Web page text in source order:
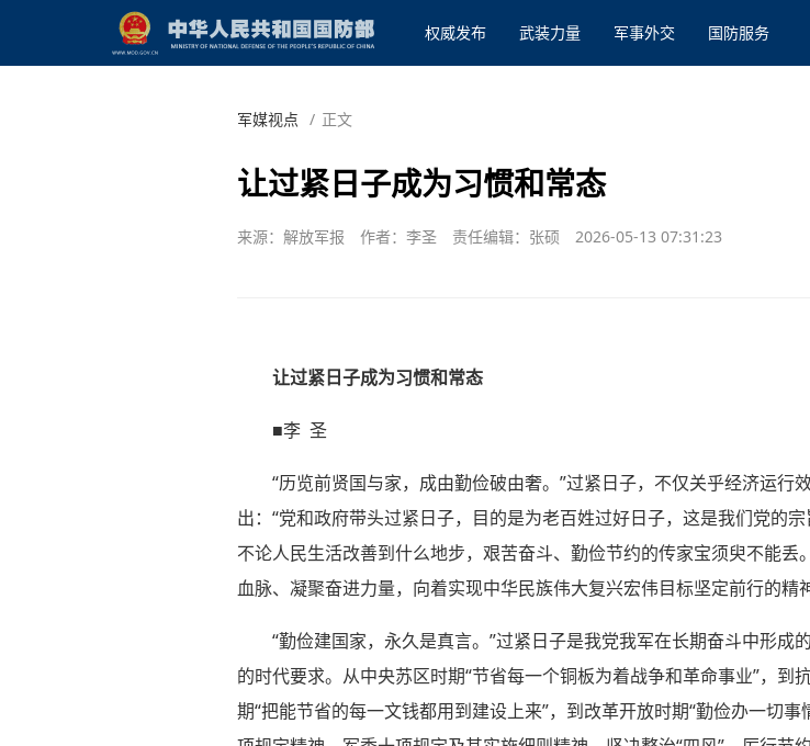
权威发布 武装力量 军事外交 国防服务
军媒视点 / 正文
让过紧日子成为习惯和常态
来源：解放军报 作者：李圣 责任编辑：张硕 2026-05-13 07:31:23
让过紧日子成为习惯和常态
■李 圣
“历览前贤国与家，成由勤俭破由奢。”过紧日子，不仅关乎经济运
出：“党和政府带头过紧日子，目的是为老百姓过好日子，这是我们党的
不论人民生活改善到什么地步，艰苦奋斗、勤俭节约的传家宝须臾不能
血脉、凝聚奋进力量，向着实现中华民族伟大复兴宏伟目标坚定前行的精
“勤俭建国家，永久是真言。”过紧日子是我党我军在长期奋斗中形
的时代要求。从中央苏区时期“节省每一个铜板为着战争和革命事业”，到
期“把能节省的每一文钱都用到建设上来”，到改革开放时期“勤俭办一切